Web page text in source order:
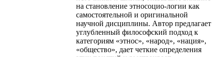
на становление этносоцио-логии как
самостоятельной и оригинальной
научной дисциплины. Автор предлагает
углубленный философский подход к
категориям «этнос», «народ», «нация»,
«общество», дает четкие определения